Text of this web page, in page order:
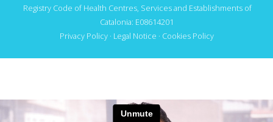
Registry Code of Health Centres, Services and Establishments of
Catalonia: E08614201
Privacy Policy· Legal Notice · Cookies Policy